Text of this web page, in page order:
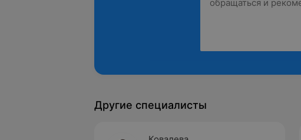
Другие специалисты